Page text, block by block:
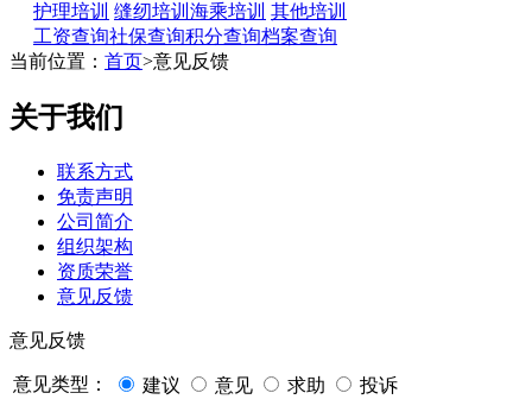
护理培训 缝纫培训 海乘培训 其他培训
工资查询社保查询积分查询档案查询
当前位置： 首页>意见反馈
关于我们
联系方式
免责声明
公司简介
组织架构
资质荣誉
意见反馈
意见反馈
意见类型： 建议 意见 求助 投诉